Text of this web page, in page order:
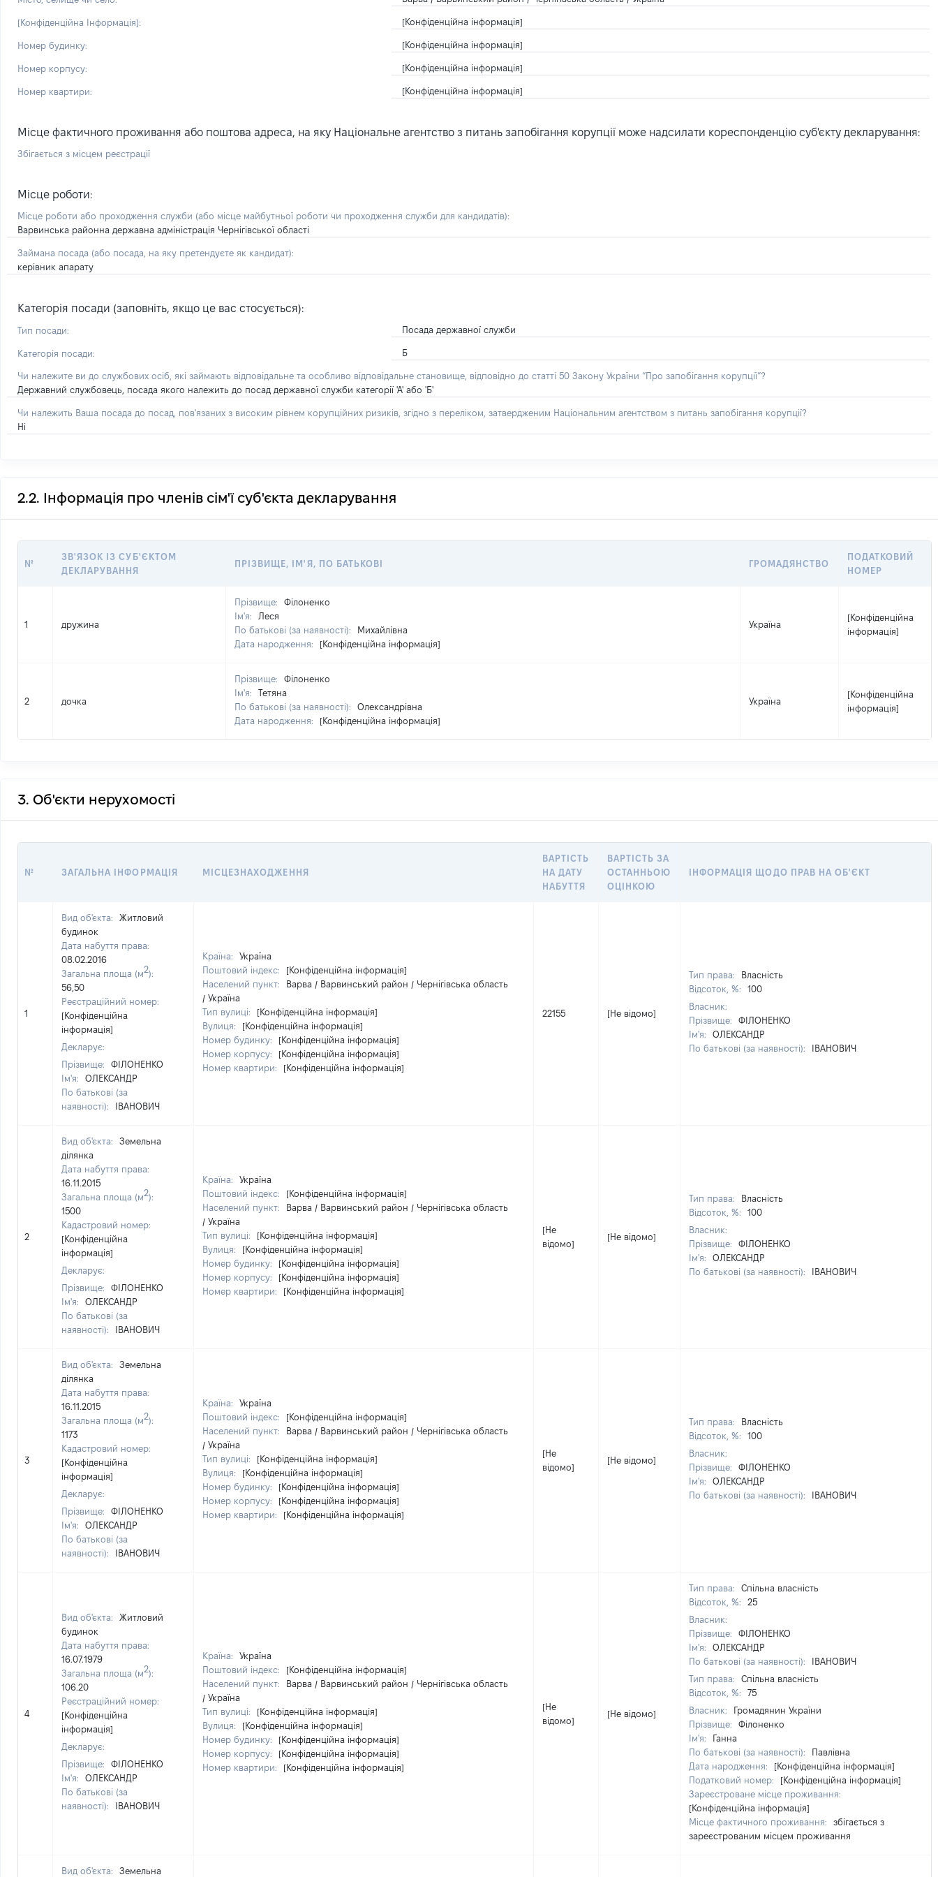
[Конфіденційна Інформація]: [Конфіденційна інформація]
Номер будинку: [Конфіденційна інформація]
Номер корпусу: [Конфіденційна інформація]
Номер квартири: [Конфіденційна інформація]
Місце фактичного проживання або поштова адреса, на яку Національне агентство з питань запобігання корупції може надсилати кореспонденцію суб'єкту декларування:
Збігається з місцем реєстрації
Місце роботи:
Місце роботи або проходження служби (або місце майбутньої роботи чи проходження служби для кандидатів):
Варвинська районна державна адміністрація Чернігівської області
Займана посада (або посада, на яку претендуєте як кандидат):
керівник апарату
Категорія посади (заповніть, якщо це вас стосується):
Тип посади: Посада державної служби
Категорія посади: Б
Чи належите ви до службових осіб, які займають відповідальне та особливо відповідальне становище, відповідно до статті 50 Закону України “Про запобігання корупції”?
Державний службовець, посада якого належить до посад державної служби категорії 'А' або 'Б'
Чи належить Ваша посада до посад, пов'язаних з високим рівнем корупційних ризиків, згідно з переліком, затвердженим Національним агентством з питань запобігання корупції?
Ні
2.2. Інформація про членів сім'ї суб'єкта декларування
№
ЗВ'ЯЗОК ІЗ СУБ'ЄКТОМ
ДЕКЛАРУВАННЯ
ПРІЗВИЩЕ, ІМ'Я, ПО БАТЬКОВІ ГРОМАДЯНСТВО
ПОДАТКОВИЙ
НОМЕР
1 дружина
Прізвище:
Філоненко
Ім'я:
Леся
По батькові (за наявності):
Михайлівна
Дата народження:
[Конфіденційна інформація]
Україна
[Конфіденційна
інформація]
2 дочка
Прізвище:
Філоненко
Ім'я:
Тетяна
По батькові (за наявності):
Олександрівна
Дата народження:
[Конфіденційна інформація]
Україна
[Конфіденційна
інформація]
3. Об'єкти нерухомості
№ ЗАГАЛЬНА ІНФОРМАЦІЯ МІСЦЕЗНАХОДЖЕННЯ
ВАРТІСТЬ
НА ДАТУ
НАБУТТЯ
ВАРТІСТЬ ЗА
ОСТАННЬОЮ
ОЦІНКОЮ
ІНФОРМАЦІЯ ЩОДО ПРАВ НА ОБ'ЄКТ
1
Вид об'єкта:
Житловий
будинок
Дата набуття права:
08.02.2016
Загальна площа (м2):
56,50
Реєстраційний номер:
[Конфіденційна
інформація]
Декларує:
Прізвище:
ФІЛОНЕНКО
Ім'я:
ОЛЕКСАНДР
По батькові (за
наявності):
ІВАНОВИЧ
Країна:
Україна
Поштовий індекс:
[Конфіденційна інформація]
Населений пункт:
Варва / Варвинський район / Чернігівська область
/ Україна
Тип вулиці:
[Конфіденційна інформація]
Вулиця:
[Конфіденційна інформація]
Номер будинку:
[Конфіденційна інформація]
Номер корпусу:
[Конфіденційна інформація]
Номер квартири:
[Конфіденційна інформація]
22155 [Не відомо]
Тип права:
Власність
Відсоток, %:
100
Власник:
Прізвище:
ФІЛОНЕНКО
Ім'я:
ОЛЕКСАНДР
По батькові (за наявності):
ІВАНОВИЧ
2
Вид об'єкта:
Земельна
ділянка
Дата набуття права:
16.11.2015
Загальна площа (м2):
1500
Кадастровий номер:
[Конфіденційна
інформація]
Декларує:
Прізвище:
ФІЛОНЕНКО
Ім'я:
ОЛЕКСАНДР
По батькові (за
наявності):
ІВАНОВИЧ
Країна:
Україна
Поштовий індекс:
[Конфіденційна інформація]
Населений пункт:
Варва / Варвинський район / Чернігівська область
/ Україна
Тип вулиці:
[Конфіденційна інформація]
Вулиця:
[Конфіденційна інформація]
Номер будинку:
[Конфіденційна інформація]
Номер корпусу:
[Конфіденційна інформація]
Номер квартири:
[Конфіденційна інформація]
[Не
відомо]
[Не відомо]
Тип права:
Власність
Відсоток, %:
100
Власник:
Прізвище:
ФІЛОНЕНКО
Ім'я:
ОЛЕКСАНДР
По батькові (за наявності):
ІВАНОВИЧ
3
Вид об'єкта:
Земельна
ділянка
Дата набуття права:
16.11.2015
Загальна площа (м2):
1173
Кадастровий номер:
[Конфіденційна
інформація]
Декларує:
Прізвище:
ФІЛОНЕНКО
Ім'я:
ОЛЕКСАНДР
По батькові (за
наявності):
ІВАНОВИЧ
Країна:
Україна
Поштовий індекс:
[Конфіденційна інформація]
Населений пункт:
Варва / Варвинський район / Чернігівська область
/ Україна
Тип вулиці:
[Конфіденційна інформація]
Вулиця:
[Конфіденційна інформація]
Номер будинку:
[Конфіденційна інформація]
Номер корпусу:
[Конфіденційна інформація]
Номер квартири:
[Конфіденційна інформація]
[Не
відомо]
[Не відомо]
Тип права:
Власність
Відсоток, %:
100
Власник:
Прізвище:
ФІЛОНЕНКО
Ім'я:
ОЛЕКСАНДР
По батькові (за наявності):
ІВАНОВИЧ
4
Вид об'єкта:
Житловий
будинок
Дата набуття права:
16.07.1979
Загальна площа (м2):
106.20
Реєстраційний номер:
[Конфіденційна
інформація]
Декларує:
Прізвище:
ФІЛОНЕНКО
Ім'я:
ОЛЕКСАНДР
По батькові (за
наявності):
ІВАНОВИЧ
Країна:
Україна
Поштовий індекс:
[Конфіденційна інформація]
Населений пункт:
Варва / Варвинський район / Чернігівська область
/ Україна
Тип вулиці:
[Конфіденційна інформація]
Вулиця:
[Конфіденційна інформація]
Номер будинку:
[Конфіденційна інформація]
Номер корпусу:
[Конфіденційна інформація]
Номер квартири:
[Конфіденційна інформація]
[Не
відомо]
[Не відомо]
Тип права:
Спільна власність
Відсоток, %:
25
Власник:
Прізвище:
ФІЛОНЕНКО
Ім'я:
ОЛЕКСАНДР
По батькові (за наявності):
ІВАНОВИЧ
Тип права:
Спільна власність
Відсоток, %:
75
Власник:
Громадянин України
Прізвище:
Філоненко
Ім'я:
Ганна
По батькові (за наявності):
Павлівна
Дата народження:
[Конфіденційна інформація]
Податковий номер:
[Конфіденційна інформація]
Зареєстроване місце проживання:
[Конфіденційна інформація]
Місце фактичного проживання:
збігається з
зареєстрованим місцем проживання
Вид об'єкта: Земельна